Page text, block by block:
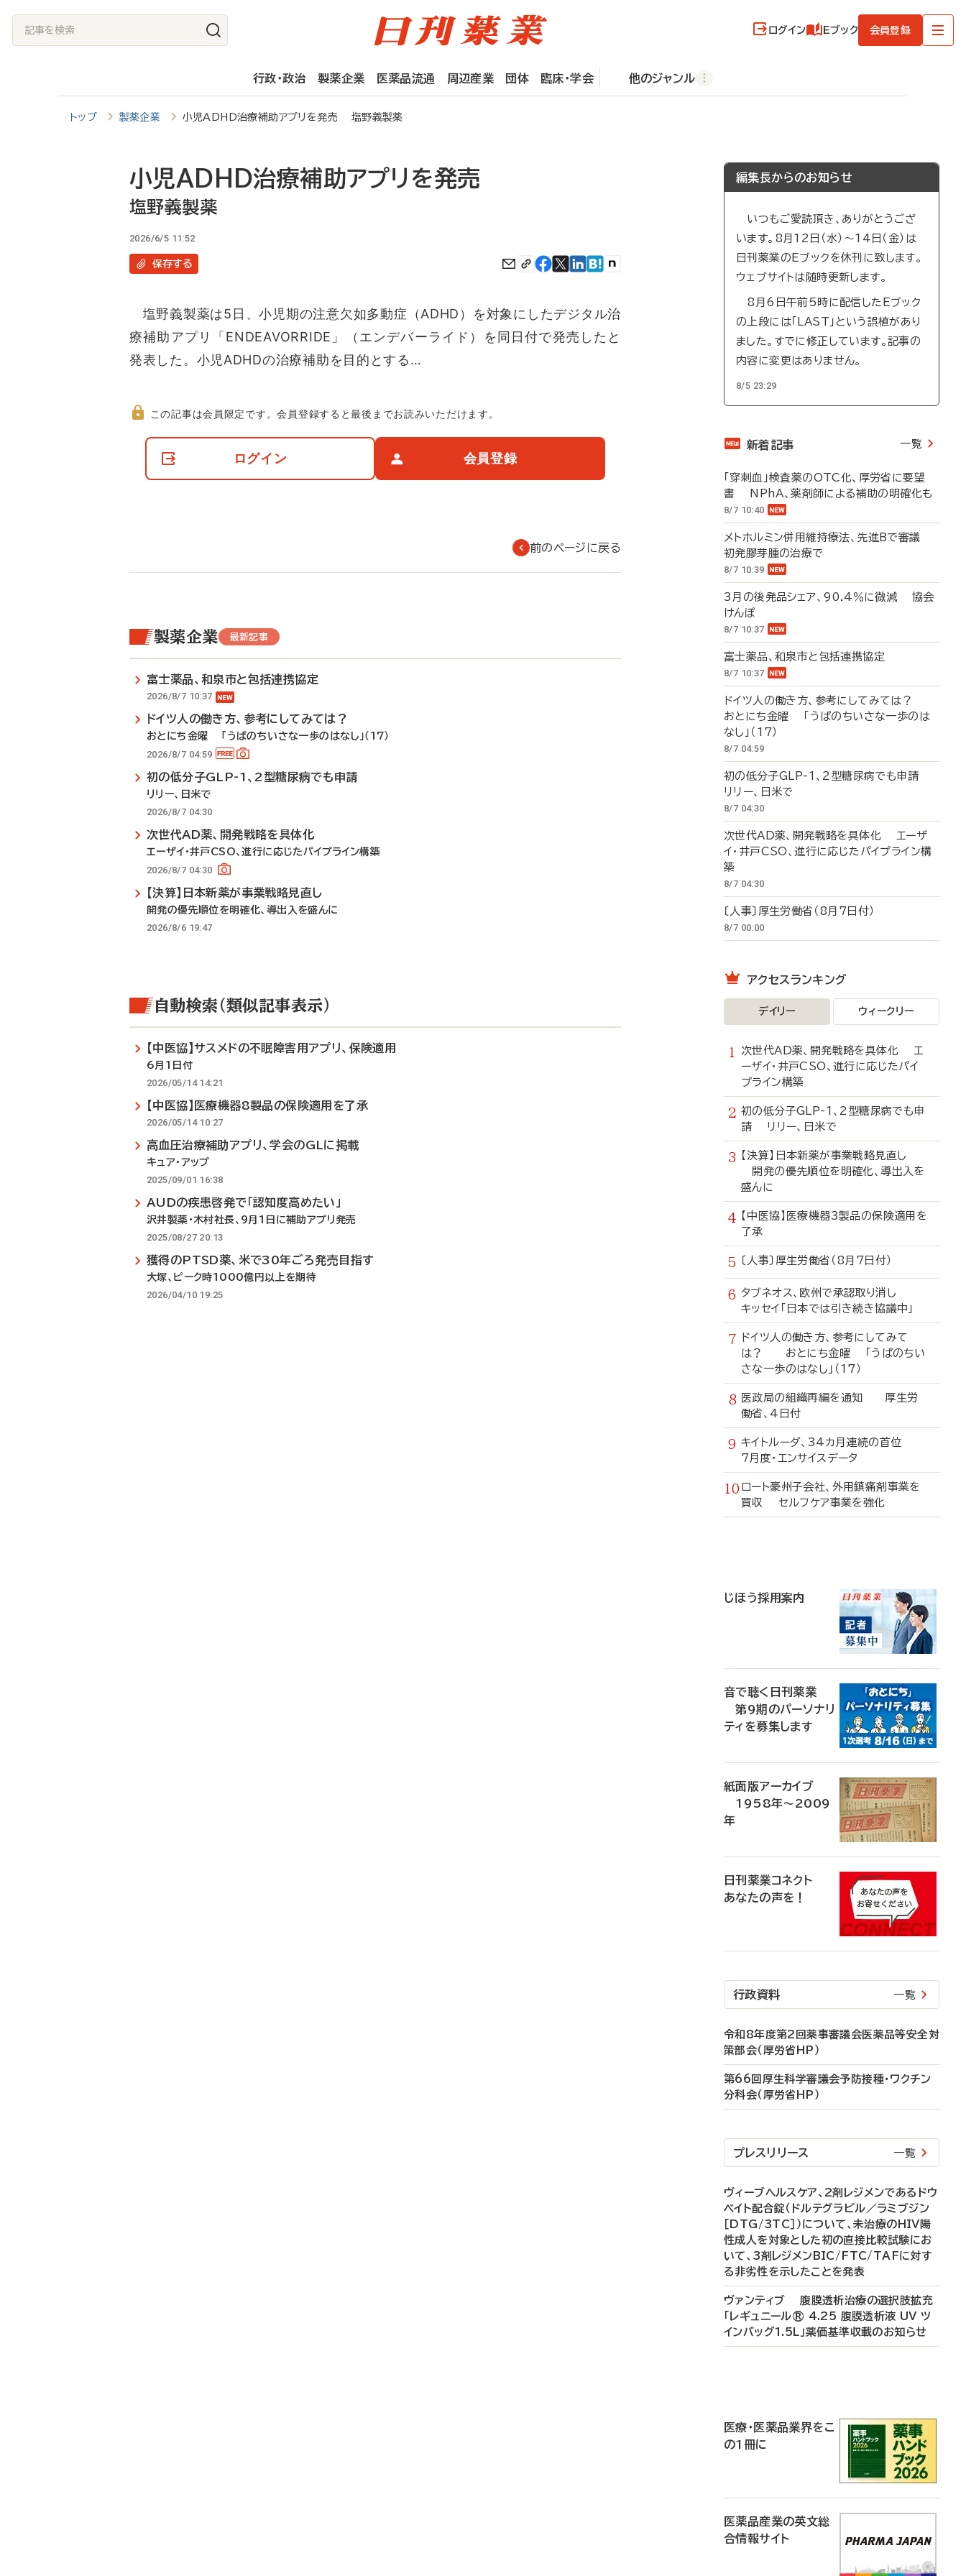
記
事
ログイン Eブック 会員登録
行政・政治 製薬企業 医薬品流通 周辺産業 団体 臨床・学会 他のジャンル
トップ 製薬企業 小児ADHD治療補助アプリを発売 塩野義製薬
小児ADHD治療補助アプリを発売
塩野義製薬
2026/6/5 11:52
保存する
塩野義製薬は5日、小児期の注意欠如多動症（ADHD）を対象にしたデジタル治
療補助アプリ「ENDEAVORRIDE」（エンデバーライド）を同日付で発売したと
発表した。小児ADHDの治療補助を目的とする…
て
この記事は会員限定です。会員登録すると最後までお読みいただけます。
ログイン 会員登録
前のページに戻る
製薬企業 最新記事
富士薬品、和泉市と包括連携協定
2026/8/7 10:37
ドイツ人の働き方、参考にしてみては？
おとにち金曜 「うぱのちいさな一歩のはなし」（17）
2026/8/7 04:59
初の低分子GLP-1、2型糖尿病でも申請
リリー、日米で
2026/8/7 04:30
次世代AD薬、開発戦略を具体化
エーザイ・井戸CSO、進行に応じたパイプライン構築
2026/8/7 04:30
【決算】日本新薬が事業戦略見直し
開発の優先順位を明確化、導出入を盛んに
2026/8/6 19:47
自動検索（類似記事表示）
【中医協】サスメドの不眠障害用アプリ、保険適用
6月1日付
2026/05/14 14:21
【中医協】医療機器8製品の保険適用を了承
2026/05/14 10:27
高血圧治療補助アプリ、学会のGLに掲載
キュア・アップ
2025/09/01 16:38
AUDの疾患啓発で「認知度高めたい」
沢井製薬・木村社長、9月1日に補助アプリ発売
2025/08/27 20:13
獲得のPTSD薬、米で30年ごろ発売目指す
大塚、ピーク時1000億円以上を期待
2026/04/10 19:25
編集長からのお知らせ
いつもご愛読頂き、ありがとうござ
います。8月12日（水）～14日（金）は
日刊薬業のEブックを休刊に致します。
ウェブサイトは随時更新します。
8月6日午前5時に配信したEブック
の上段には「LAST」という誤植があり
ました。すでに修正しています。記事の
内容に変更はありません。
8/5 23:29
新着記事 一覧
「穿刺血」検査薬のOTC化、厚労省に要望
書 NPhA、薬剤師による補助の明確化も
8/7 10:40
メトホルミン併用維持療法、先進Bで審議
初発膠芽腫の治療で
8/7 10:39
3月の後発品シェア、90.4％に微減 協会
けんぽ
8/7 10:37
富士薬品、和泉市と包括連携協定
8/7 10:37
ドイツ人の働き方、参考にしてみては？
おとにち金曜 「うぱのちいさな一歩のは
なし」（17）
8/7 04:59
初の低分子GLP-1、2型糖尿病でも申請
リリー、日米で
8/7 04:30
次世代AD薬、開発戦略を具体化 エーザ
イ・井戸CSO、進行に応じたパイプライン構
築
8/7 04:30
〔人事〕厚生労働省（8月7日付）
8/7 00:00
アクセスランキング
デイリー ウィークリー
次世代AD薬、開発戦略を具体化 エ
ーザイ・井戸CSO、進行に応じたパイ
プライン構築
初の低分子GLP-1、2型糖尿病でも申
請 リリー、日米で
【決算】日本新薬が事業戦略見直し
開発の優先順位を明確化、導出入を
盛んに
【中医協】医療機器3製品の保険適用を
了承
〔人事〕厚生労働省（8月7日付）
タブネオス、欧州で承認取り消し
キッセイ「日本では引き続き協議中」
ドイツ人の働き方、参考にしてみて
は？ おとにち金曜 「うぱのちい
さな一歩のはなし」（17）
医政局の組織再編を通知 厚生労
働省、4日付
キイトルーダ、34カ月連続の首位
7月度・エンサイスデータ
ロート豪州子会社、外用鎮痛剤事業を
買収 セルフケア事業を強化
じほう採用案内
音で聴く日刊薬業
第9期のパーソナリ
ティを募集します
紙面版アーカイブ
1958年～2009
年
日刊薬業コネクト
あなたの声を！
行政資料 一覧
令和8年度第2回薬事審議会医薬品等安全対
策部会（厚労省HP）
第66回厚生科学審議会予防接種・ワクチン
分科会（厚労省HP）
プレスリリース 一覧
ヴィーブヘルスケア、2剤レジメンであるドウ
ベイト配合錠（ドルテグラビル／ラミブジン
［DTG/3TC］）について、未治療のHIV陽
性成人を対象とした初の直接比較試験にお
いて、3剤レジメンBIC/FTC/TAFに対す
る非劣性を示したことを発表
ヴァンティブ 腹膜透析治療の選択肢拡充
「レギュニール® 4.25 腹膜透析液 UV ツ
インバッグ1.5L」薬価基準収載のお知らせ
医療・医薬品業界をこ
の1冊に
医薬品産業の英文総
合情報サイト